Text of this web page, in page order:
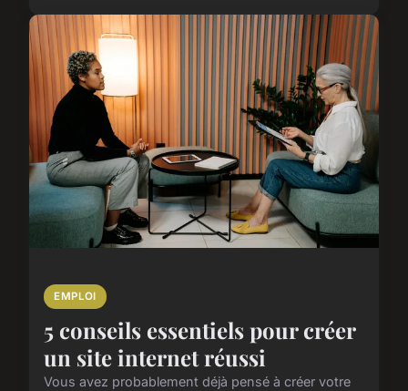
EMPLOI
5 conseils essentiels pour créer
un site internet réussi
Vous avez probablement déjà pensé à créer votre